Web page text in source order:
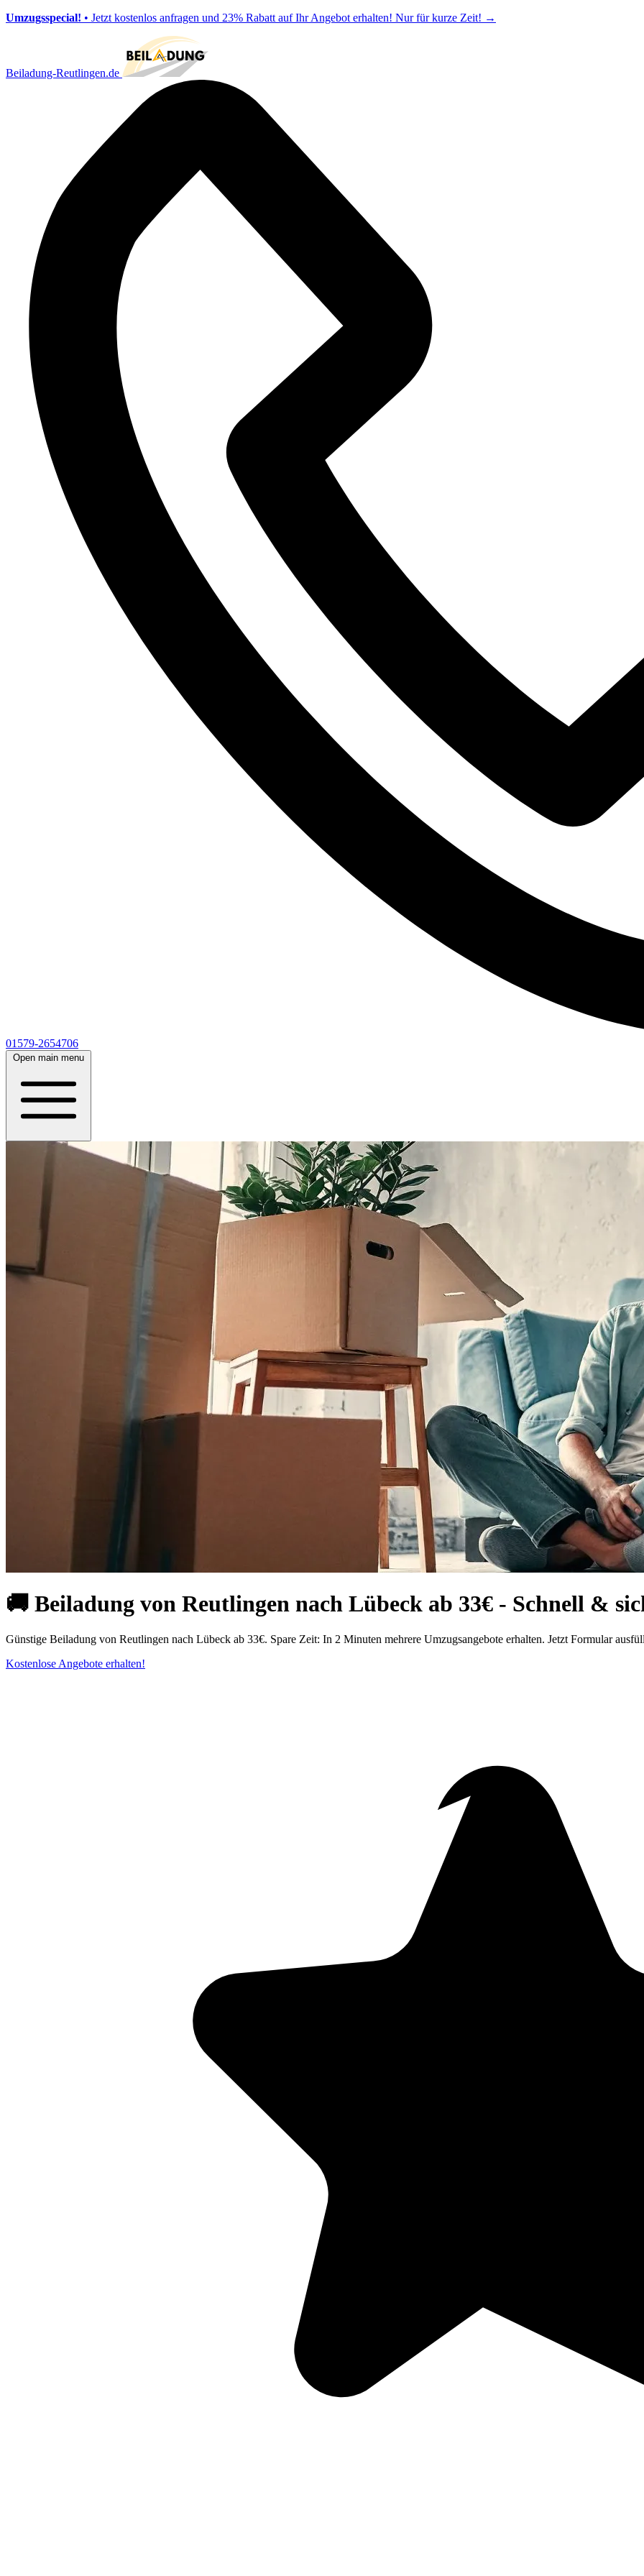
Umzugsspecial! • Jetzt kostenlos anfragen und 23% Rabatt auf Ihr Angebot erhalten! Nur für kurze Zeit! →
Beiladung-Reutlingen.de
01579-2654706
Open main menu
🚚 Beiladung von Reutlingen nach Lübeck ab 33€ - Schnell &
Günstige Beiladung von Reutlingen nach Lübeck ab 33€. Spare Zeit: In 2 Minuten mehrere Umzugsangebote erhalten. Jetzt Formular
Kostenlose Angebote erhalten!